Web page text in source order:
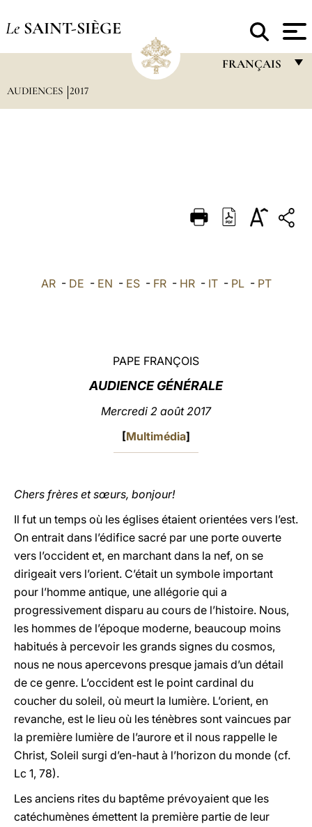
Le SAINT-SIÈGE
FRANÇAIS
DEUTSCH
العربيّة
AUDIENCES 2017
AR- DE - EN - ES- FR- HR- IT- PL- PT
PAPE FRANÇOIS
AUDIENCE GÉNÉRALE
Mercredi 2 août 2017
[Multimédia]
Chers frères et sœurs, bonjour!
Il fut un temps où les églises étaient orientées vers l’est.
On entrait dans l’édifice sacré par une porte ouverte
vers l’occident et, en marchant dans la nef, on se
dirigeait vers l’orient. C’était un symbole important
pour l’homme antique, une allégorie qui a
progressivement disparu au cours de l’histoire. Nous,
les hommes de l’époque moderne, beaucoup moins
habitués à percevoir les grands signes du cosmos,
nous ne nous apercevons presque jamais d’un détail
de ce genre. L’occident est le point cardinal du
coucher du soleil, où meurt la lumière. L’orient, en
revanche, est le lieu où les ténèbres sont vaincues par
la première lumière de l’aurore et il nous rappelle le
Christ, Soleil surgi d’en-haut à l’horizon du monde (cf.
Lc 1, 78).
Les anciens rites du baptême prévoyaient que les
catéchumènes émettent la première partie de leur